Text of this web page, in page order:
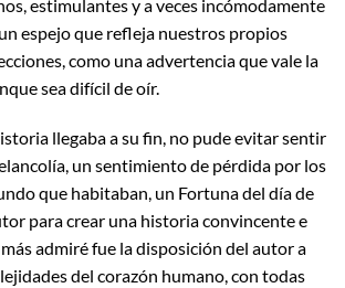
estimulantes y a veces incómodamente
espejo que refleja nuestros propios
como una advertencia que vale la
sea difícil de oír.
llegaba a su fin, no pude evitar sentir
un sentimiento de pérdida por los
que habitaban, un Fortuna del día de
para crear una historia convincente e
admiré fue la disposición del autor a
del corazón humano, con todas